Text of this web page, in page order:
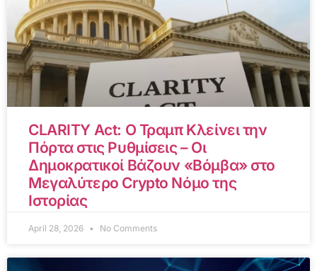
CLARITY Act: Ο Τραμπ Κλείνει την
Πόρτα στις Ρυθμίσεις – Οι
Δημοκρατικοί Βάζουν «Βόμβα» στο
Μεγαλύτερο Crypto Νόμο της
Ιστορίας
April 28, 2026 No Comments